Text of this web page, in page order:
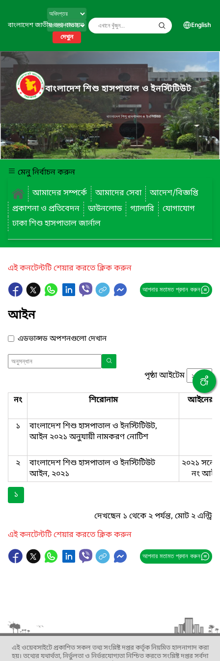
বাংলাদেশ জাতীয় তথ্য বাতায়ন
দেখুন
English
বাংলাদেশ শিশু হাসপাতাল ও ইনস্টিটিউট
মেনু নির্বাচন করুন
আমাদের সম্পর্কে
আমাদের সেবা
আদেশ/বিজ্ঞপ্তি
প্রকাশনা ও প্রতিবেদন
ডাউনলোড গ্যালারি
যোগাযোগ
ঢাকা শিশু হাসপাতাল জার্নাল
এই কনটেন্টটি শেয়ার করতে ক্লিক করুন
আপনার মতামত প্রদান করুন
আইন
এডভান্সড অপশনগুলো দেখান
পৃষ্ঠা আইটেম
নং শিরোনাম আইনের
১
বাংলাদেশ শিশু হাসপাতাল ও ইনস্টিটিউট,
আইন ২০২১ অনুযায়ী নামকরণ নোটিশ
২
বাংলাদেশ শিশু হাসপাতাল ও ইনস্টিটিউট
আইন, ২০২১
২০২১
নং আইন
১
দেখছেন ১ থেকে ২ পর্যন্ত, মোট ২ এন্ট্রি
এই কনটেন্টটি শেয়ার করতে ক্লিক করুন
আপনার মতামত প্রদান করুন
এই ওয়েবসাইটে প্রকাশিত সকল তথ্য সংশ্লিষ্ট দপ্তর কর্তৃক নিয়মিত হালনাগাদ করা
হয়। তথ্যের যথার্থতা, নির্ভুলতা ও নির্ভরযোগ্যতা নিশ্চিত করতে সংশ্লিষ্ট দপ্তর সর্বদা